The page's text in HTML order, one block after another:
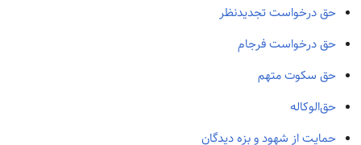
حق درخواست تجدیدنظر
حق درخواست فرجام
حق سکوت متهم
حق‌الوکاله
حمایت از شهود و بزه دیدگان